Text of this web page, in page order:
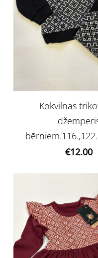
Kokvilnas
€12.00